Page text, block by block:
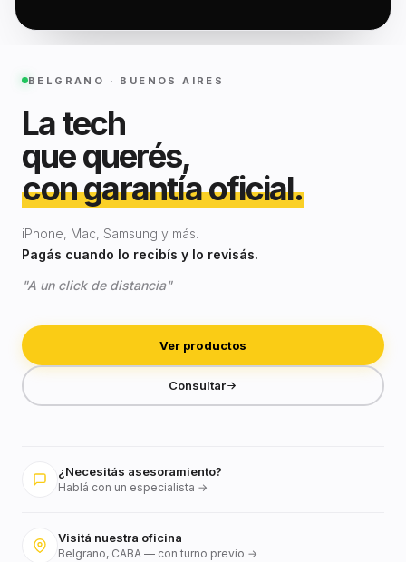
BELGRANO · BUENOS AIRES
La tech
que querés,
con garantía oficial.
iPhone, Mac, Samsung y más.
Pagás cuando lo recibís y lo revisás.
"A un click de distancia"
Ver productos
Consultar
¿Necesitás asesoramiento?
Hablá con un especialista →
Visitá nuestra oficina
Belgrano, CABA — con turno previo →